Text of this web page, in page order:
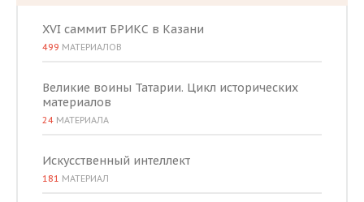
XVI саммит БРИКС в Казани
499 МАТЕРИАЛОВ
Великие воины Татарии. Цикл исторических
материалов
24 МАТЕРИАЛА
Искусственный интеллект
181 МАТЕРИАЛ